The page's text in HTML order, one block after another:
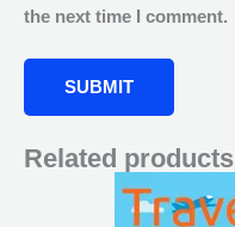
the next time I comment.
Related products